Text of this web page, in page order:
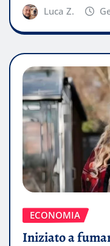
Luca Z.
ECONOMIA
Iniziato a